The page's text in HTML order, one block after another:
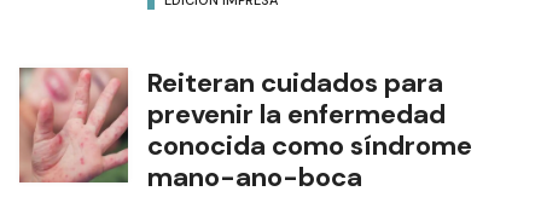
Reiteran cuidados para
prevenir la enfermedad
conocida como síndrome
mano-ano-boca